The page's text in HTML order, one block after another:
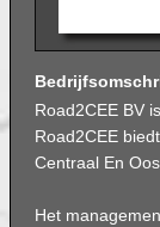
Road2CEE BV
Road2CEE
Centraal En
Het